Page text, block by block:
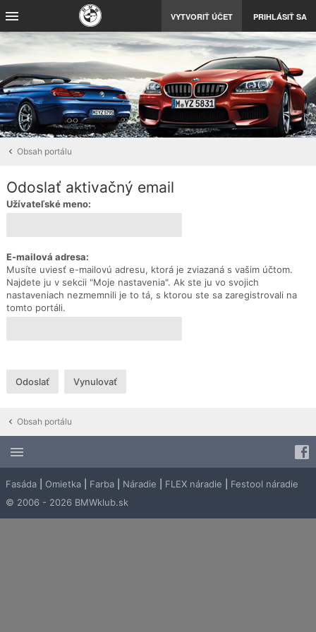
VYTVORIŤ ÚČET PRIHLÁSIŤ SA
Obsah portálu
Odoslať aktivačný email
Užívateľské meno:
E-mailová adresa:
Musíte uviesť e-mailovú adresu, ktorá je zviazaná s vašim účtom.
Najdete ju v sekcii "Moje nastavenia". Ak ste ju vo svojich
nastaveniach nezmemnili je to tá, s ktorou ste sa zaregistrovali na
tomto portáli.
Obsah portálu
Fasáda Omietka Farba Náradie FLEX náradie
Festool náradie
© 2006 - 2026 BMWklub.sk